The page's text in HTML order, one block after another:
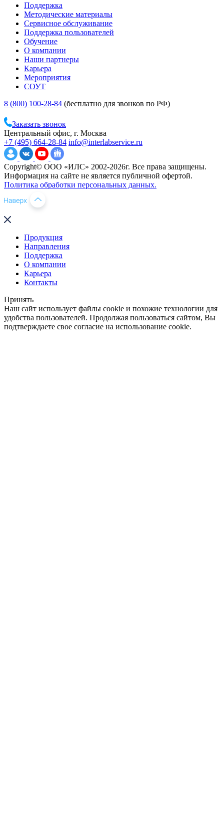
Поддержка
Методические материалы
Сервисное обслуживание
Поддержка пользователей
Обучение
О компании
Наши партнеры
Карьера
Мероприятия
СОУТ
8 (800) 100-28-84 (бесплатно для звонков по РФ)
Заказать звонок
Центральный офис, г. Москва
+7 (495) 664-28-84 info@interlabservice.ru
Copyright© ООО «ИЛС» 2002-2026г. Все права защищены.
Информация на сайте не является публичной офертой.
Политика обработки персональных данных.
Продукция
Направления
Поддержка
О компании
Карьера
Контакты
Принять
Наш сайт использует файлы cookie и похожие технологии для
удобства пользователей. Продолжая пользоваться сайтом, Вы
подтверждаете свое согласие на использование cookie.